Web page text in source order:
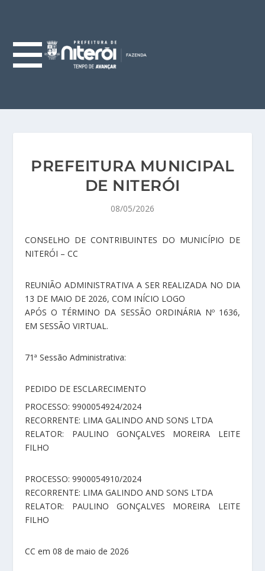
PREFEITURA MUNICIPAL
DE NITERÓI
08/05/2026
CONSELHO DE CONTRIBUINTES DO MUNICÍPIO DE
NITERÓI – CC
REUNIÃO ADMINISTRATIVA A SER REALIZADA NO DIA
13 DE MAIO DE 2026, COM INÍCIO LOGO
APÓS O TÉRMINO DA SESSÃO ORDINÁRIA Nº 1636,
EM SESSÃO VIRTUAL.
71ª Sessão Administrativa:
PEDIDO DE ESCLARECIMENTO
PROCESSO: 9900054924/2024
RECORRENTE: LIMA GALINDO AND SONS LTDA
RELATOR: PAULINO GONÇALVES MOREIRA LEITE
FILHO
PROCESSO: 9900054910/2024
RECORRENTE: LIMA GALINDO AND SONS LTDA
RELATOR: PAULINO GONÇALVES MOREIRA LEITE
FILHO
CC em 08 de maio de 2026